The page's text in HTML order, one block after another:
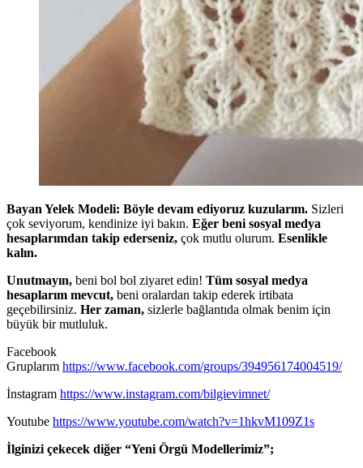
Bayan Yelek Modeli: Böyle devam ediyoruz kuzularım. Sizleri
çok seviyorum, kendinize iyi bakın. Eğer beni sosyal medya
hesaplarımdan takip ederseniz, çok mutlu olurum. Esenlikle
kalın.
Unutmayın, beni bol bol ziyaret edin! Tüm sosyal medya
hesaplarım mevcut, beni oralardan takip ederek irtibata
geçebilirsiniz. Her zaman, sizlerle bağlantıda olmak benim için
büyük bir mutluluk.
Facebook
Gruplarım https://www.facebook.com/groups/394956174004519/
İnstagram https://www.instagram.com/bilgievimnet/
Youtube https://www.youtube.com/watch?v=1hkvM109Z1s
İlginizi çekecek diğer “Yeni Örgü Modellerimiz”;